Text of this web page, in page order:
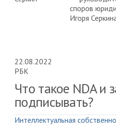
споров
Игоря
22.08.2022
РБК
Что такое NDA и
подписывать?
Интеллектуальная